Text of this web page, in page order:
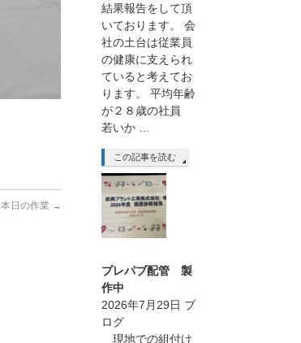
本日の作業 →
結果報告をして頂
いております。 会
社の土台は従業員
の健康に支えられ
ていると考えてお
ります。 平均年齢
が２８歳の社員
若いか …
この記事を読む
プレパブ配管 製
作中
2026年7月29日 ブ
ログ
現地での組付け